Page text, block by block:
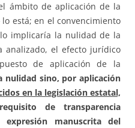
ámbito de aplicación de la
está; en el convencimiento
implicaría la nulidad de la
analizado, el efecto jurídico
de aplicación de la
nulidad sino, por aplicación
en la legislación estatal,
de transparencia
manuscrita del